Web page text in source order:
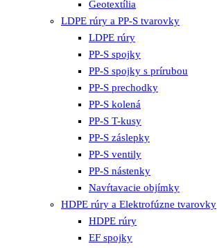
Geotextília
LDPE rúry a PP-S tvarovky
LDPE rúry
PP-S spojky
PP-S spojky s prírubou
PP-S prechodky
PP-S kolená
PP-S T-kusy
PP-S záslepky
PP-S ventily
PP-S nástenky
Navŕtavacie objímky
HDPE rúry a Elektrofúzne tvarovky
HDPE rúry
EF spojky